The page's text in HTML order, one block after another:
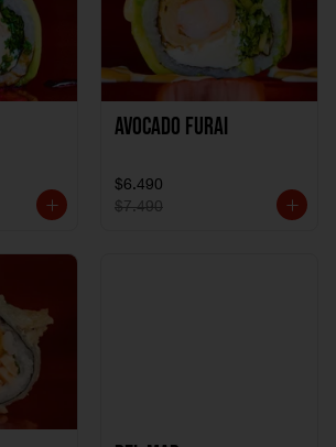
Avocado Furai
$6.490
$7.490